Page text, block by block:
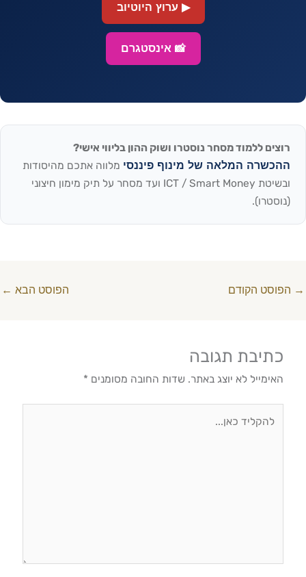
▶ ערוץ היוטיוב
📸 אינסטגרם
רוצים ללמוד מסחר נוסטרו ושוק ההון בליווי אישי?
ההכשרה המלאה של מינוף פיננסי מלווה אתכם מהיסודות
ובשיטת ICT / Smart Money ועד מסחר על תיק מימון חיצוני
(נוסטרו).
→ הפוסט הקודם הפוסט הבא ←
כתיבת תגובה
האימייל לא יוצג באתר. שדות החובה מסומנים *